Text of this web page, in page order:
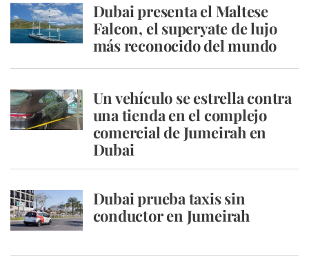
Dubai presenta el Maltese
Falcon, el superyate de lujo
más reconocido del mundo
Un vehículo se estrella contra
una tienda en el complejo
comercial de Jumeirah en
Dubai
Dubai prueba taxis sin
conductor en Jumeirah